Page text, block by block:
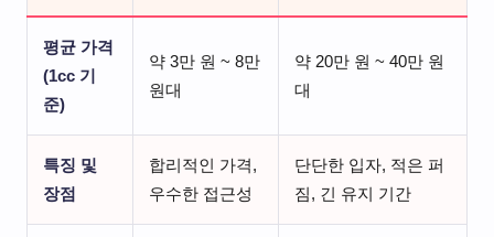
평균 가격
(1cc 기
준)
약 3만 원 ~ 8만
원대
약 20만 원 ~ 40만 원
대
특징 및
장점
합리적인 가격,
우수한 접근성
단단한 입자, 적은 퍼
짐, 긴 유지 기간